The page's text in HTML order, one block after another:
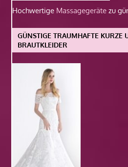
Hochwertige Massagegeräte zu
GÜNSTIGE TRAUMHAFTE KURZE
BRAUTKLEIDER